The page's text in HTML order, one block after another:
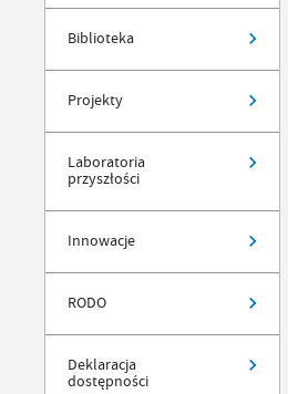
Biblioteka
Projekty
Laboratoria
przyszłości
Innowacje
RODO
Deklaracja
dostępności